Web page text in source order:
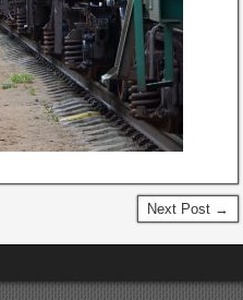
Next Post →